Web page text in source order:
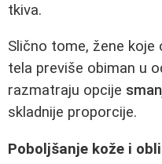
tkiva.
Slično tome, žene koje
tela previše obiman u
razmatraju opcije
skladnije proporcije.
Poboljšanje kože i